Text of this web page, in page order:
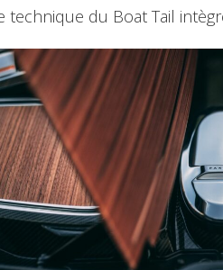
du Boat Tail